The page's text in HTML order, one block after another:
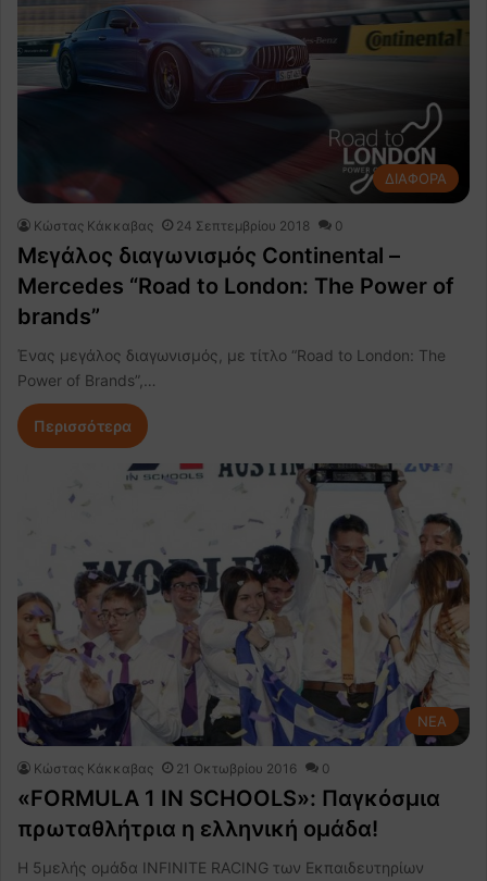
ΔΙΑΦΟΡΑ
Κώστας Κάκκαβας 24 Σεπτεμβρίου 2018 0
Μεγάλος διαγωνισμός Continental –
Mercedes “Road to London: The Power of
brands”
Ένας μεγάλος διαγωνισμός, με τίτλο “Road to London: The
Power of Brands”,…
Περισσότερα
NEA
Κώστας Κάκκαβας 21 Οκτωβρίου 2016 0
«FORMULA 1 IN SCHOOLS»: Παγκόσμια
πρωταθλήτρια η ελληνική ομάδα!
Η 5μελής ομάδα INFINITE RACING των Εκπαιδευτηρίων